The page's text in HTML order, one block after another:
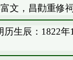
文，昌勸重修
生辰：1822年